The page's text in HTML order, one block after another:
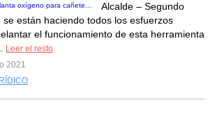
Alcalde – Segundo
están haciendo todos los esfuerzos
el funcionamiento de esta herramienta
Leer el resto
2021